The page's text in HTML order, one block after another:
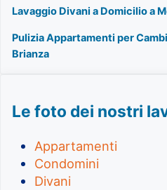
Lavaggio Divani a Domicilio a
Pulizia Appartamenti per
Brianza
Le foto dei nostri
Appartamenti
Condomini
Divani